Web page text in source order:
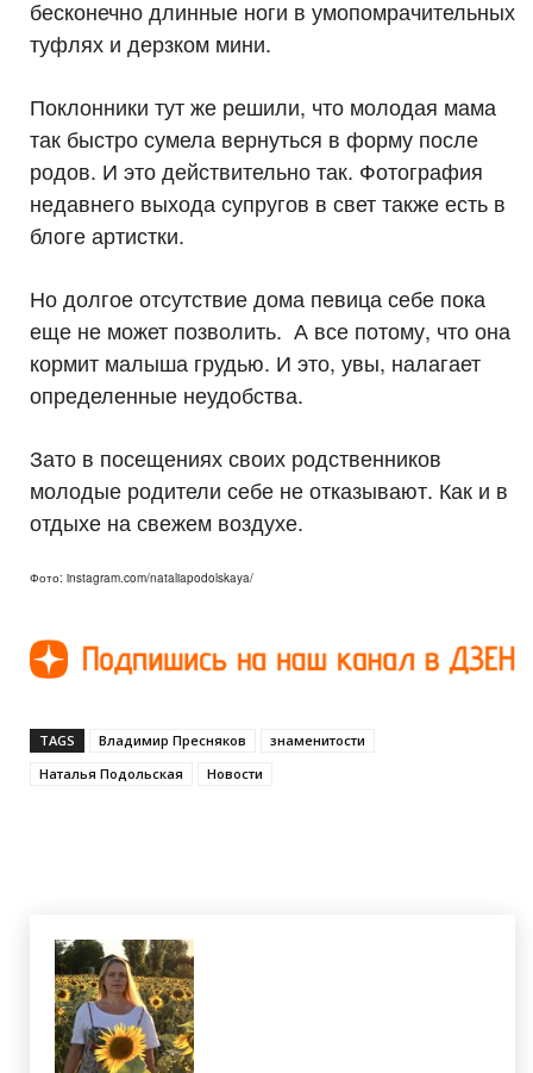
бесконечно длинные ноги в умопомрачительных
туфлях и дерзком мини.
Поклонники тут же решили, что молодая мама
так быстро сумела вернуться в форму после
родов. И это действительно так. Фотография
недавнего выхода супругов в свет также есть в
блоге артистки.
Но долгое отсутствие дома певица себе пока
еще не может позволить. А все потому, что она
кормит малыша грудью. И это, увы, налагает
определенные неудобства.
Зато в посещениях своих родственников
молодые родители себе не отказывают. Как и в
отдыхе на свежем воздухе.
Фото: instagram.com/nataliapodolskaya/
TAGS Владимир Пресняков
знаменитости
Наталья Подольская
Новости